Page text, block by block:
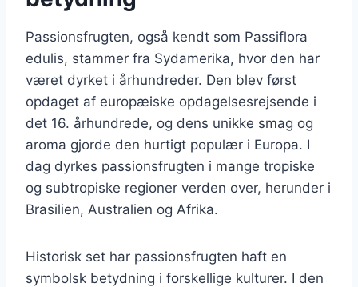
Passionsfrugten, også kendt som Passiflora
edulis, stammer fra Sydamerika, hvor den har
været dyrket i århundreder. Den blev først
opdaget af europæiske opdagelsesrejsende i
det 16. århundrede, og dens unikke smag og
aroma gjorde den hurtigt populær i Europa. I
dag dyrkes passionsfrugten i mange tropiske
og subtropiske regioner verden over, herunder i
Brasilien, Australien og Afrika.
Historisk set har passionsfrugten haft en
symbolsk betydning i forskellige kulturer. I den